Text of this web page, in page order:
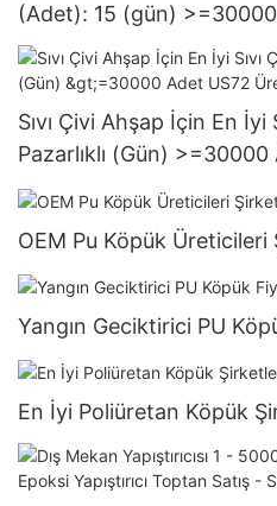
(Adet): 15 (gün)
Sıvı Çivi Ahşap İçin En
Pazarlıklı (Gün)
OEM Pu Köpük Üreticileri
Yangın Geciktirici PU
En İyi Poliüretan Köpük